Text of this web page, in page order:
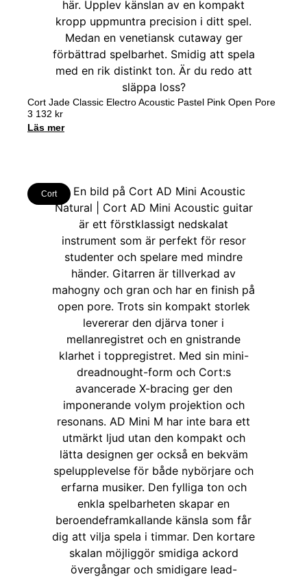
Cort Jade Classic Electro Acoustic Pastel Pink Open Pore
3 132 kr
Läs mer
Cort